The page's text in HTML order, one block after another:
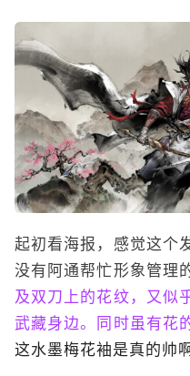
起初看海报，感觉这个
没有阿通帮忙形象管理
及双刀上的花纹，又似
武藏身边。同时虽有花
这水墨梅花袖是真的帅啊